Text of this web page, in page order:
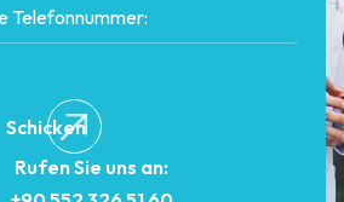
Schicken
Rufen Sie uns an: